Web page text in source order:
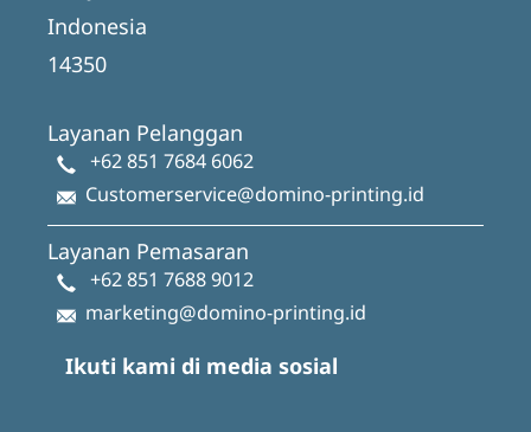
Indonesia
14350
Layanan Pelanggan
+62 851 7684 6062
Customerservice@domino-printing.id
Layanan Pemasaran
+62 851 7688 9012
marketing@domino-printing.id
Ikuti kami di media sosial